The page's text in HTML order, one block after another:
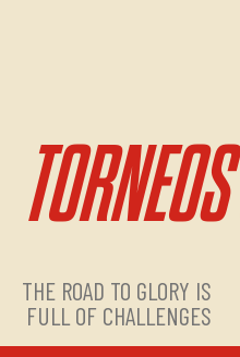
THE ROAD TO GLORY IS
FULL OF CHALLENGES